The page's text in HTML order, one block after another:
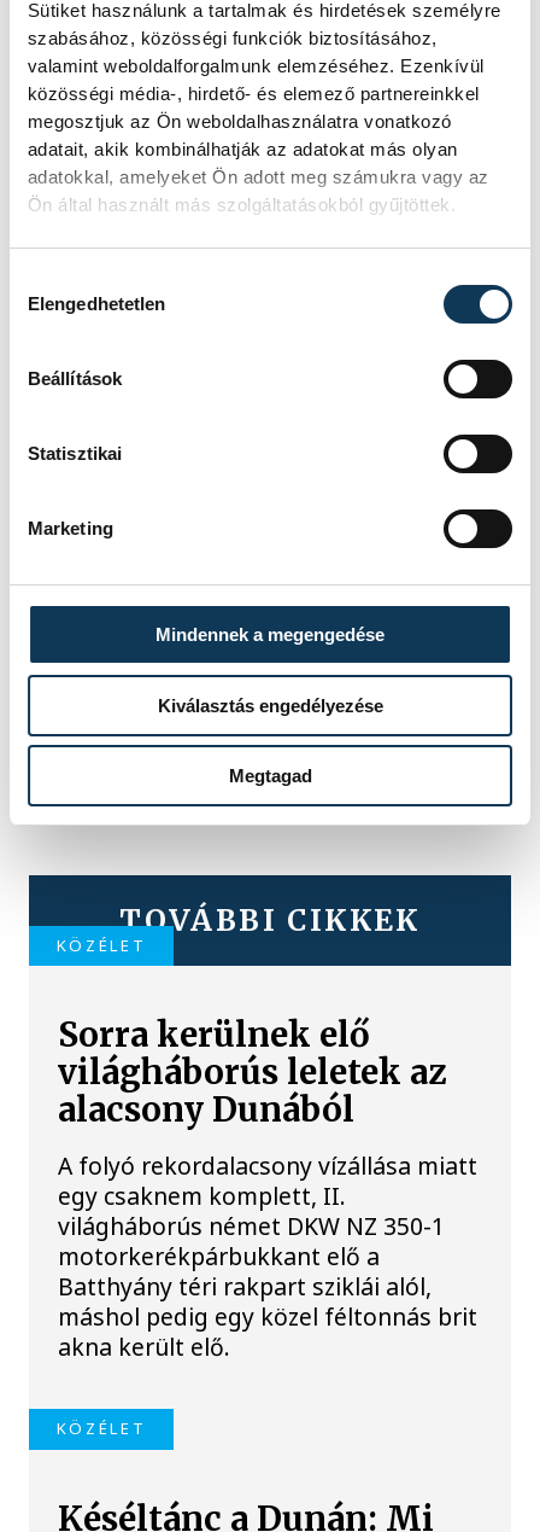
Sütiket használunk a tartalmak és hirdetések személyre
szabásához, közösségi funkciók biztosításához,
valamint weboldalforgalmunk elemzéséhez. Ezenkívül
közösségi média-, hirdető- és elemező partnereinkkel
megosztjuk az Ön weboldalhasználatra vonatkozó
adatait, akik kombinálhatják az adatokat más olyan
adatokkal, amelyeket Ön adott meg számukra vagy az
Ön által használt más szolgáltatásokból gyűjtöttek.
Elengedhetetlen
Beállítások
Statisztikai
Marketing
Mindennek a megengedése
Kiválasztás engedélyezése
Megtagad
TOVÁBBI CIKKEK
KÖZÉLET
Sorra kerülnek elő
világháborús leletek az
alacsony Dunából
A folyó rekordalacsony vízállása miatt
egy csaknem komplett, II.
világháborús német DKW NZ 350-1
motorkerékpárbukkant elő a
Batthyány téri rakpart sziklái alól,
máshol pedig egy közel féltonnás brit
akna került elő.
KÖZÉLET
Késéltánc a Dunán: Mi